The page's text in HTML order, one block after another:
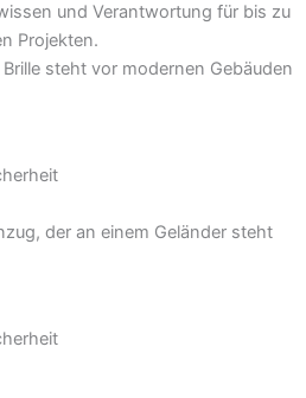
und Verantwortung für bis zu
Projekten.